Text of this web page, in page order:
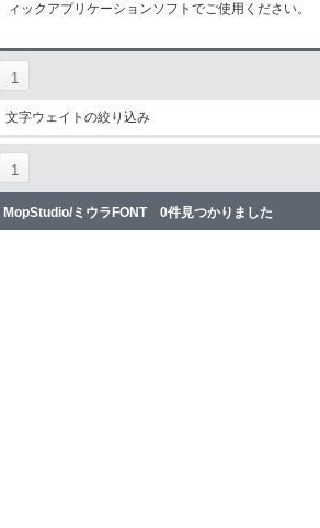
ィックアプリケーションソフトでご使用ください。
1
文字ウェイトの絞り込み
1
MopStudio/ミウラFONT 0件見つかりました